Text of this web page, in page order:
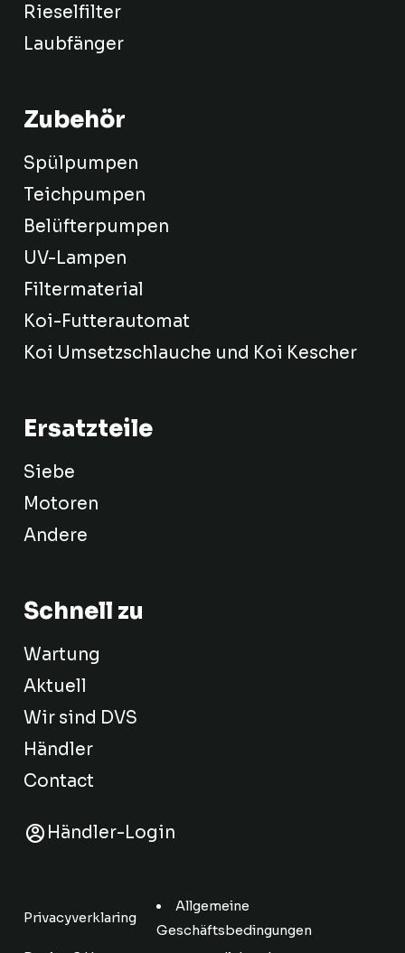
Rieselfilter
Laubfänger
Zubehör
Spülpumpen
Teichpumpen
Belüfterpumpen
UV-Lampen
Filtermaterial
Koi-Futterautomat
Koi Umsetzschlauche und Koi Kescher
Ersatzteile
Siebe
Motoren
Andere
Schnell zu
Wartung
Aktuell
Wir sind DVS
Händler
Contact
Händler-Login
Privacyverklaring
Allgemeine
Geschäftsbedingungen